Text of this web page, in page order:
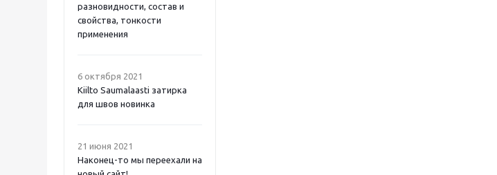
разновидности, состав и
свойства, тонкости
применения
6 октября 2021
Kiilto Saumalaasti затирка
для швов новинка
21 июня 2021
Наконец-то мы переехали на